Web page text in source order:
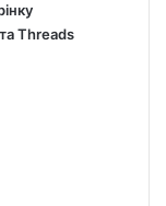
таThreads